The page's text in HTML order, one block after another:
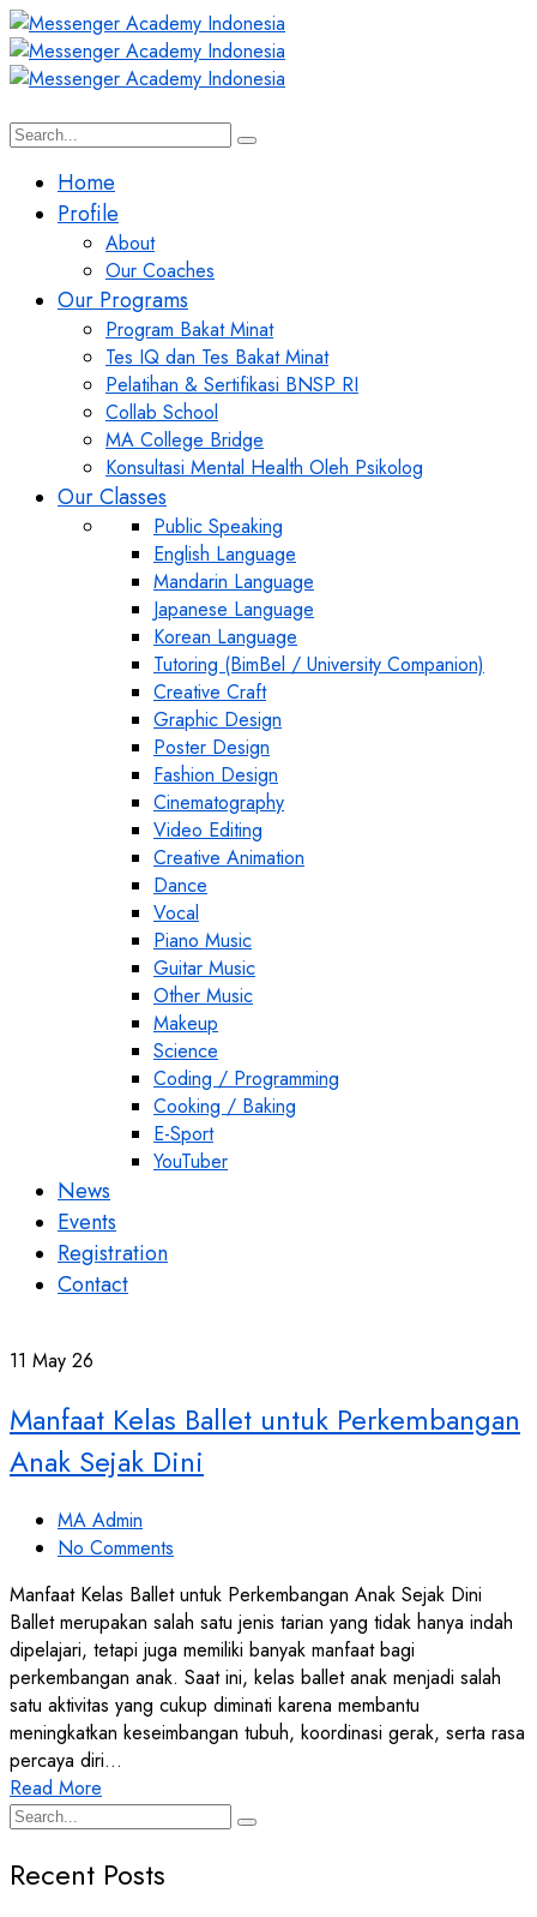
Home
Profile
About
Our Coaches
Our Programs
Program Bakat Minat
Tes IQ dan Tes Bakat Minat
Pelatihan & Sertifikasi BNSP RI
Collab School
MA College Bridge
Konsultasi Mental Health Oleh Psikolog
Our Classes
Public Speaking
English Language
Mandarin Language
Japanese Language
Korean Language
Tutoring (BimBel / University Companion)
Creative Craft
Graphic Design
Poster Design
Fashion Design
Cinematography
Video Editing
Creative Animation
Dance
Vocal
Piano Music
Guitar Music
Other Music
Makeup
Science
Coding / Programming
Cooking / Baking
E-Sport
YouTuber
News
Events
Registration
Contact
11 May 26
Manfaat Kelas Ballet untuk Perkembangan
Anak Sejak Dini
MA Admin
No Comments
Manfaat Kelas Ballet untuk Perkembangan Anak Sejak Dini
Ballet merupakan salah satu jenis tarian yang tidak hanya indah
dipelajari, tetapi juga memiliki banyak manfaat bagi
perkembangan anak. Saat ini, kelas ballet anak menjadi salah
satu aktivitas yang cukup diminati karena membantu
meningkatkan keseimbangan tubuh, koordinasi gerak, serta rasa
percaya diri…
Read More
Recent Posts